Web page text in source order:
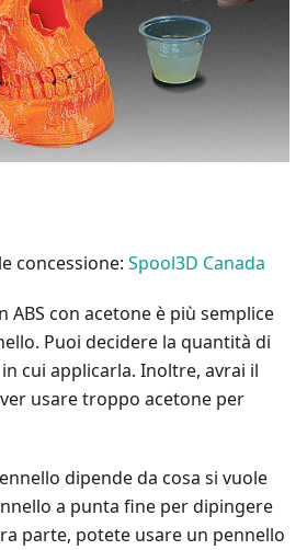
concessione: Spool3D Canada
ABS con acetone è più semplice
Puoi decidere la quantità di
cui applicarla. Inoltre, avrai il
usare troppo acetone per
dipende da cosa si vuole
a punta fine per dipingere
parte, potete usare un pennello